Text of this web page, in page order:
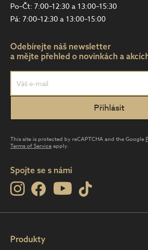
Po–Čt: 7:00–12:30 a 13:00–15:30
Pá: 7:00–12:30 a 13:00–15:00
Odebírejte náš newsletter
a mějte přehled o novinkách a
This site is protected by reCAPTCHA and the Google
Terms of Serviceapply.
Spojte se s námi
Produkty